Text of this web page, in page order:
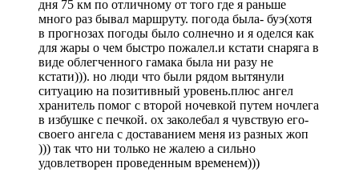
дня 75 км по отличному от того где я раньше
много раз бывал маршруту. погода была- буэ(хотя
в прогнозах погоды было солнечно и я оделся как
для жары о чем быстро пожалел.и кстати снаряга в
виде облегченного гамака была ни разу не
кстати))). но люди что были рядом вытянули
ситуацию на позитивный уровень.плюс ангел
хранитель помог с второй ночевкой путем ночлега
в избушке с печкой. ох заколебал я чувствую его-
своего ангела с доставанием меня из разных жоп
))) так что ни только не жалею а сильно
удовлетворен проведенным временем)))